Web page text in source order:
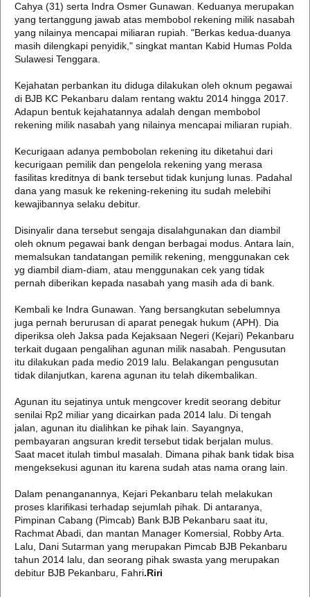
Cahya (31) serta Indra Osmer Gunawan. Keduanya merupakan
yang tertanggung jawab atas membobol rekening milik nasabah
yang nilainya mencapai miliaran rupiah. "Berkas kedua-duanya
masih dilengkapi penyidik," singkat mantan Kabid Humas Polda
Sulawesi Tenggara.
Kejahatan perbankan itu diduga dilakukan oleh oknum pegawai
di BJB KC Pekanbaru dalam rentang waktu 2014 hingga 2017.
Adapun bentuk kejahatannya adalah dengan membobol
rekening milik nasabah yang nilainya mencapai miliaran rupiah.
Kecurigaan adanya pembobolan rekening itu diketahui dari
kecurigaan pemilik dan pengelola rekening yang merasa
fasilitas kreditnya di bank tersebut tidak kunjung lunas. Padahal
dana yang masuk ke rekening-rekening itu sudah melebihi
kewajibannya selaku debitur.
Disinyalir dana tersebut sengaja disalahgunakan dan diambil
oleh oknum pegawai bank dengan berbagai modus. Antara lain,
memalsukan tandatangan pemilik rekening, menggunakan cek
yg diambil diam-diam, atau menggunakan cek yang tidak
pernah diberikan kepada nasabah yang masih ada di bank.
Kembali ke Indra Gunawan. Yang bersangkutan sebelumnya
juga pernah berurusan di aparat penegak hukum (APH). Dia
diperiksa oleh Jaksa pada Kejaksaan Negeri (Kejari) Pekanbaru
terkait dugaan pengalihan agunan milik nasabah. Pengusutan
itu dilakukan pada medio 2019 lalu. Belakangan pengusutan
tidak dilanjutkan, karena agunan itu telah dikembalikan.
Agunan itu sejatinya untuk mengcover kredit seorang debitur
senilai Rp2 miliar yang dicairkan pada 2014 lalu. Di tengah
jalan, agunan itu dialihkan ke pihak lain. Sayangnya,
pembayaran angsuran kredit tersebut tidak berjalan mulus.
Saat macet itulah timbul masalah. Dimana pihak bank tidak bisa
mengeksekusi agunan itu karena sudah atas nama orang lain.
Dalam penanganannya, Kejari Pekanbaru telah melakukan
proses klarifikasi terhadap sejumlah pihak. Di antaranya,
Pimpinan Cabang (Pimcab) Bank BJB Pekanbaru saat itu,
Rachmat Abadi, dan mantan Manager Komersial, Robby Arta.
Lalu, Dani Sutarman yang merupakan Pimcab BJB Pekanbaru
tahun 2014 lalu, dan seorang pihak swasta yang merupakan
debitur BJB Pekanbaru, Fahri.Riri